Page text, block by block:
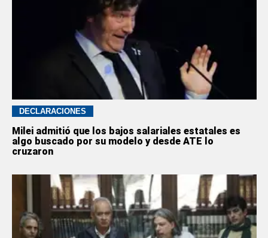
DECLARACIONES
Milei admitió que los bajos salariales estatales es
algo buscado por su modelo y desde ATE lo
cruzaron